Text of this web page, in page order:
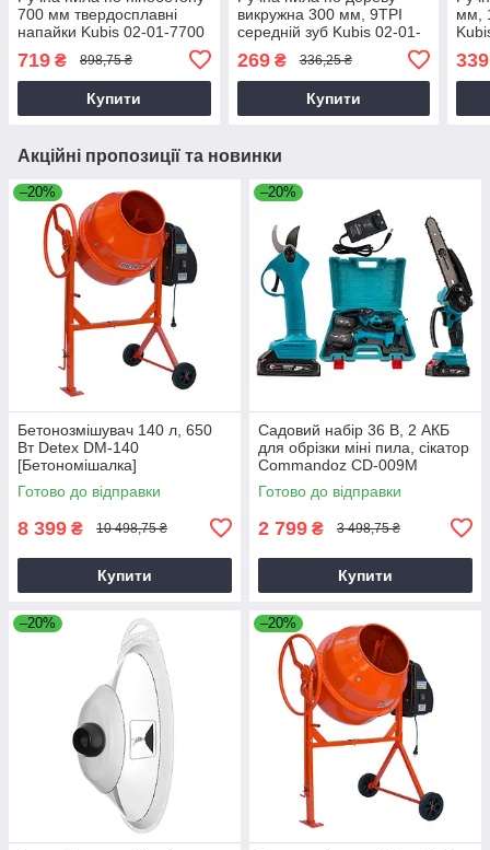
700 мм твердосплавні
напайки Kubis 02-01-7700
719 ₴ 898,75 ₴
Купити
викружна 300 мм, 9TPI
середній зуб Kubis 02-01-
269₴ 336,25 ₴
Купити
мм,
339
Акційні пропозиції та новинки
–20%
Бетонозмішувач 140 л, 650
Вт Detex DM-140
[Бетономішалка]
Готово до відправки
8 399 ₴ 10 498,75 ₴
Купити
–20%
Садовий набір 36 В, 2 АКБ
для обрізки міні пила, сікатор
Commandoz CD-009M
Готово до відправки
2 799 ₴ 3 498,75 ₴
Купити
–20% –20%